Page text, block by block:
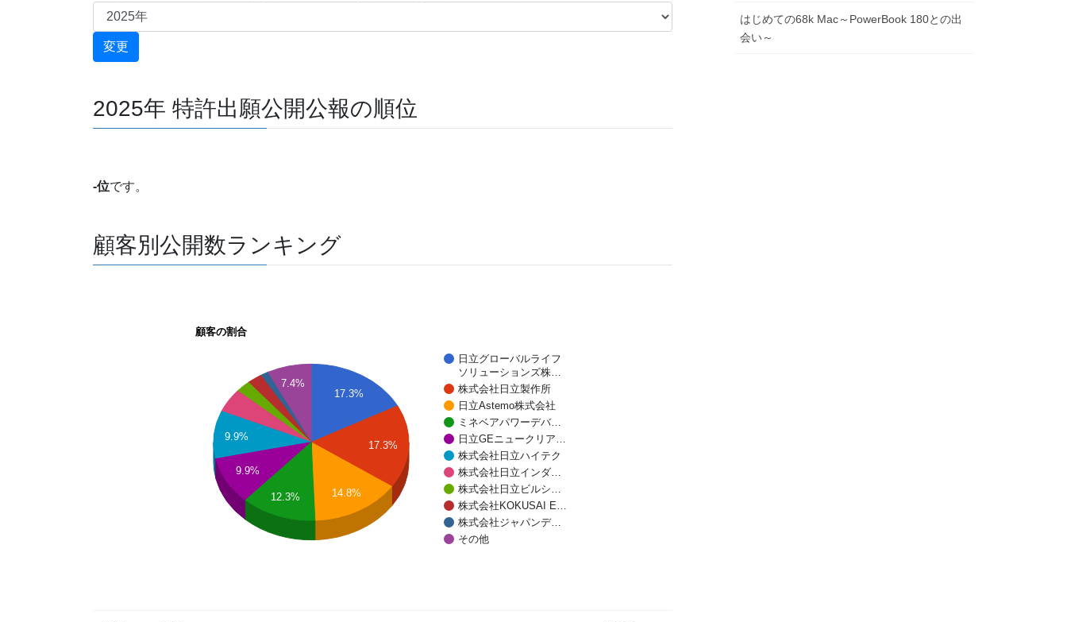
2025年 特許出願公開公報の順位
-位です。
顧客別公開数ランキング
顧客の割合
日立グローバルライフ
ソリューションズ株…
株式会社日立製作所
日立Astemo株式会社
ミネベアパワーデバ…
日立GEニュークリア…
株式会社日立ハイテク
株式会社日立インダ…
株式会社日立ビルシ…
株式会社KOKUSAI E…
株式会社ジャパンデ…
その他
17.3%
17.3%
14.8%
7.4%
9.9%
9.9%
12.3%
はじめての68k Mac～PowerBook 180との出
会い～